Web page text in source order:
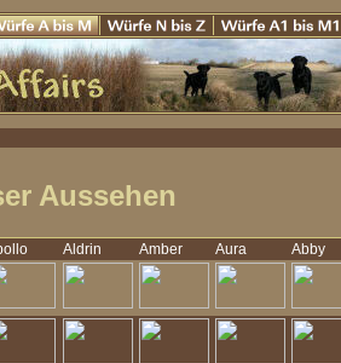
Aussehen
Aldrin Amber Aura
Abby